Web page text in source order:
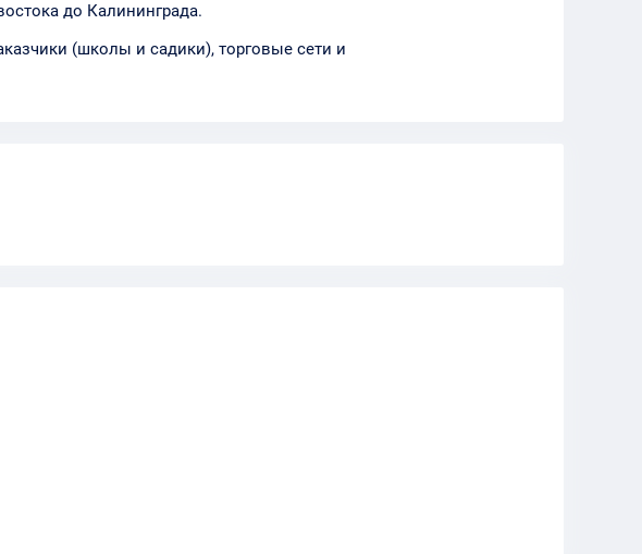
до Калининграда.
(школы и садики), торговые сети и